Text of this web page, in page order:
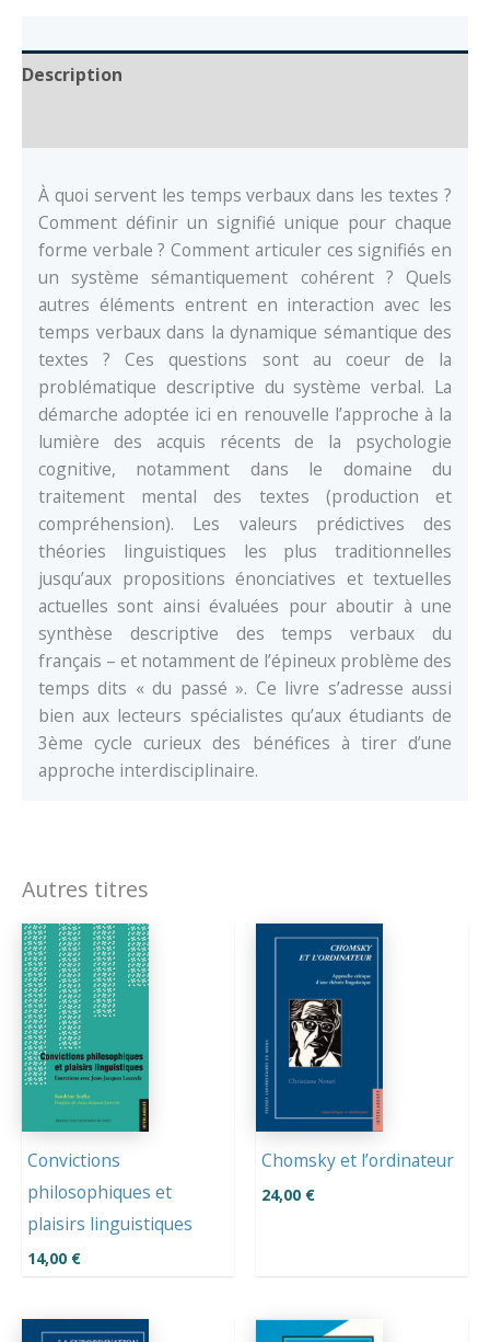
Description
À quoi servent les temps verbaux dans les textes ?
Comment définir un signifié unique pour chaque
forme verbale ? Comment articuler ces signifiés en
un système sémantiquement cohérent ? Quels
autres éléments entrent en interaction avec les
temps verbaux dans la dynamique sémantique des
textes ? Ces questions sont au coeur de la
problématique descriptive du système verbal. La
démarche adoptée ici en renouvelle l’approche à la
lumière des acquis récents de la psychologie
cognitive, notamment dans le domaine du
traitement mental des textes (production et
compréhension). Les valeurs prédictives des
théories linguistiques les plus traditionnelles
jusqu’aux propositions énonciatives et textuelles
actuelles sont ainsi évaluées pour aboutir à une
synthèse descriptive des temps verbaux du
français – et notamment de l’épineux problème des
temps dits « du passé ». Ce livre s’adresse aussi
bien aux lecteurs spécialistes qu’aux étudiants de
3ème cycle curieux des bénéfices à tirer d’une
approche interdisciplinaire.
Autres titres
Convictions
philosophiques et
plaisirs linguistiques
14,00 €
Chomsky et l’ordinateur
24,00 €